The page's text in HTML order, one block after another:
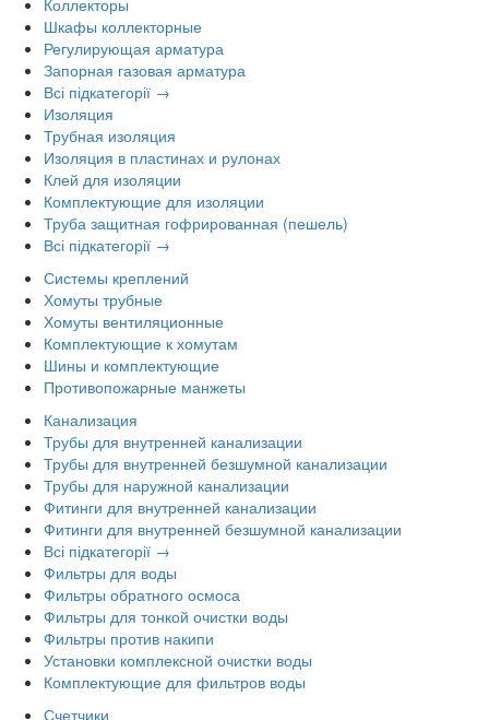
Шкафы коллекторные
Регулирующая арматура
Запорная газовая арматура
Всі підкатегорії →
Изоляция
Трубная изоляция
Изоляция в пластинах и рулонах
Клей для изоляции
Комплектующие для изоляции
Труба защитная гофрированная (пешель)
Всі підкатегорії →
Системы креплений
Хомуты трубные
Хомуты вентиляционные
Комплектующие к хомутам
Шины и комплектующие
Противопожарные манжеты
Канализация
Трубы для внутренней канализации
Трубы для внутренней безшумной канализации
Трубы для наружной канализации
Фитинги для внутренней канализации
Фитинги для внутренней безшумной канализации
Всі підкатегорії →
Фильтры для воды
Фильтры обратного осмоса
Фильтры для тонкой очистки воды
Фильтры против накипи
Установки комплексной очистки воды
Комплектующие для фильтров воды
Счетчики